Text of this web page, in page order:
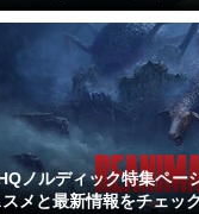
ノルディック特集ペー
スメと最新情報をチェッ